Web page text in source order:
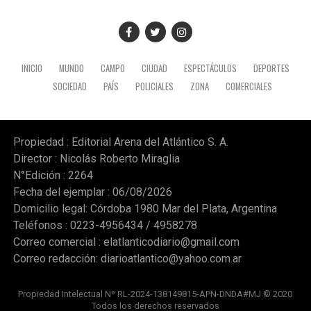
mayor presupuesto para los establecimientos y
programas escolares. (NA)
INICIO MUNDO CAMPO CIUDAD ESPECTÁCULOS
DEPORTES
SOCIEDAD
PAÍS POLICIALES ZONA COMERCIALES
Propiedad : Editorial Arena del Atlántico S. A.
Director : Nicolás Roberto Miraglia
N°Edición : 2264
Fecha del ejemplar : 06/08/2026
Domicilio legal: Córdoba 1980 Mar del Plata, Argentina
Teléfonos : 0223-4956434 / 4958278
Correo comercial : elatlanticodiario@gmail.com
Correo redacción: diarioatlantico@yahoo.com.ar
Propiedad Intelectual Nº RL-2024-138149815-APN-DNDA#MJ © 2020
Todos los derechos reservados